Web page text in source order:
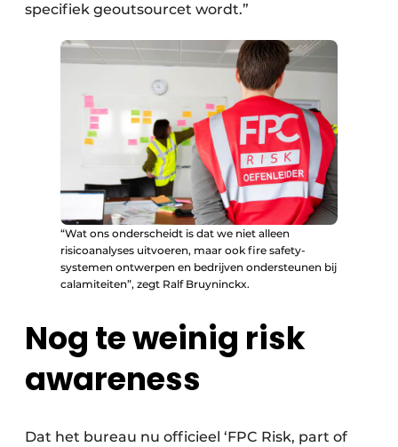
specifiek geoutsourcet wordt.”
“Wat ons onderscheidt is dat we niet alleen
risicoanalyses uitvoeren, maar ook fire safety-
systemen ontwerpen en bedrijven ondersteunen bij
calamiteiten”, zegt Ralf Bruyninckx.
Nog te weinig risk
awareness
Dat het bureau nu officieel ‘FPC Risk, part of